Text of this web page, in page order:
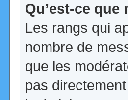
Qu’est-ce
Les rangs qui
nombre de
que les
pas